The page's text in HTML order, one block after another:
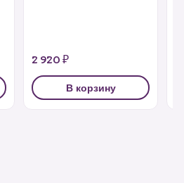
2 920 ₽
В корзину